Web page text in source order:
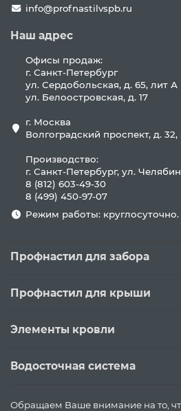
info@profnastilvspb.ru
Наш адрес
Офисы продаж:
г. Санкт-Петербург
ул. Сердобольская, д. 65, лит А
ул. Белоостровская, д. 17
г. Москва
Волгоградский проспект, д. 32,
Производство:
г. Санкт-Петербург, ул.
8 (812) 603-49-30
8 (499) 450-97-07
Режим работы: круглосуточно.
Профнастил для забора
Профнастил для крыши
Элементы кровли
Водосточная система
Обращаем Ваше внимание на то,